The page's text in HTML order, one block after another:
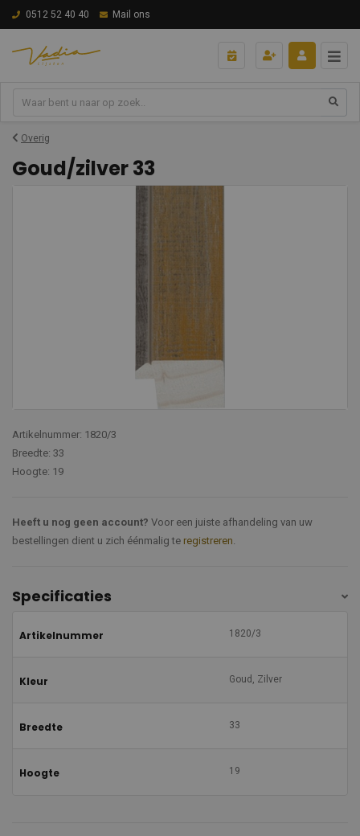
0512 52 40 40 Mail ons
Overig
Goud/zilver 33
Artikelnummer: 1820/3
Breedte: 33
Hoogte: 19
Heeft u nog geen account? Voor een juiste afhandeling van uw
bestellingen dient u zich éénmalig te registreren.
Specificaties
Artikelnummer 1820/3
Kleur Goud, Zilver
Breedte 33
Hoogte 19